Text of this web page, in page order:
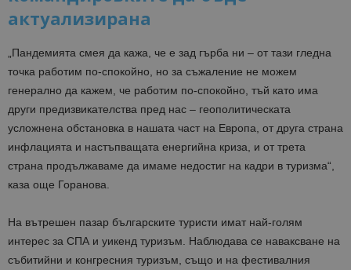
актуализирана
„Пандемията смея да кажа, че е зад гърба ни – от тази гледна
точка работим по-спокойно, но за съжаление не можем
генерално да кажем, че работим по-спокойно, тъй като има
други предизвикателства пред нас – геополитическата
усложнена обстановка в нашата част на Европа, от друга страна
инфлацията и настъпващата енергийна криза, и от трета
страна продължаваме да имаме недостиг на кадри в туризма“,
каза още Горанова.
На вътрешен пазар българските туристи имат най-голям
интерес за СПА и уикенд туризъм. Наблюдава се наваксване на
събитийни и конгресния туризъм, също и на фестивалния